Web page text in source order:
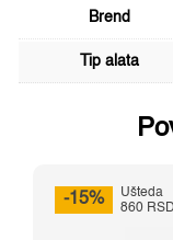
Brend
Tip alata
-15%
Ušteda
860 RSD